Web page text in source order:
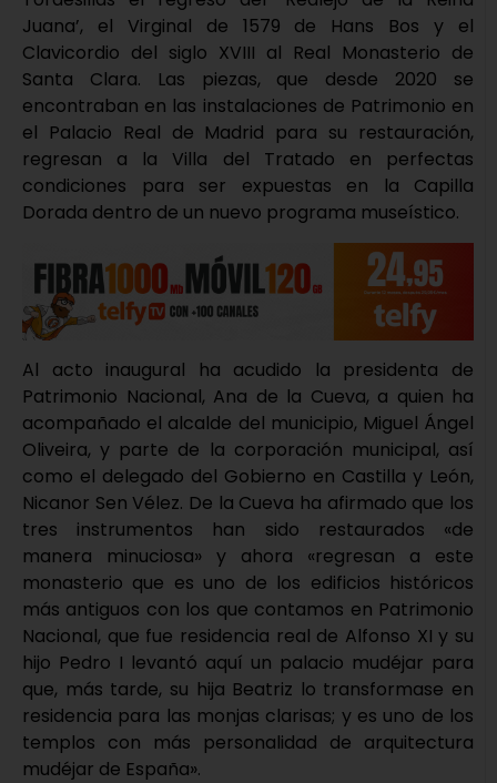
Juana’, el Virginal de 1579 de Hans Bos y el
Clavicordio del siglo XVIII al Real Monasterio de
Santa Clara. Las piezas, que desde 2020 se
encontraban en las instalaciones de Patrimonio en
el Palacio Real de Madrid para su restauración,
regresan a la Villa del Tratado en perfectas
condiciones para ser expuestas en la Capilla
Dorada dentro de un nuevo programa museístico.
Al acto inaugural ha acudido la presidenta de
Patrimonio Nacional, Ana de la Cueva, a quien ha
acompañado el alcalde del municipio, Miguel Ángel
Oliveira, y parte de la corporación municipal, así
como el delegado del Gobierno en Castilla y León,
Nicanor Sen Vélez. De la Cueva ha afirmado que los
tres instrumentos han sido restaurados «de
manera minuciosa» y ahora «regresan a este
monasterio que es uno de los edificios históricos
más antiguos con los que contamos en Patrimonio
Nacional, que fue residencia real de Alfonso XI y su
hijo Pedro I levantó aquí un palacio mudéjar para
que, más tarde, su hija Beatriz lo transformase en
residencia para las monjas clarisas; y es uno de los
templos con más personalidad de arquitectura
mudéjar de España».